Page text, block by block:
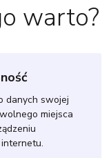
warto?
danych swojej
miejsca